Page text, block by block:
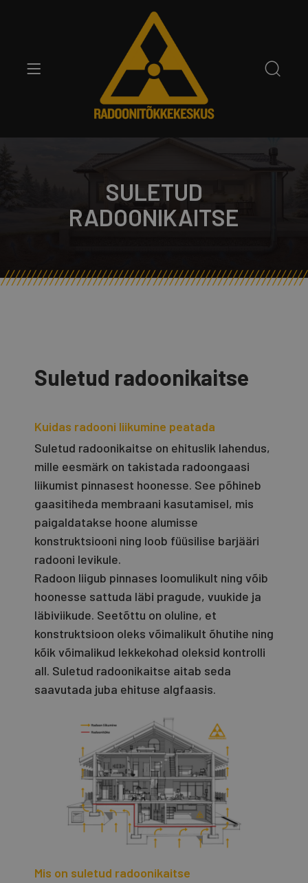
SULETUD
RADOONIKAITSE
Suletud radoonikaitse
Kuidas radooni liikumine peatada
Suletud radoonikaitse on ehituslik lahendus,
mille eesmärk on takistada radoongaasi
liikumist pinnasest hoonesse. See põhineb
gaasitiheda membraani kasutamisel, mis
paigaldatakse hoone alumisse
konstruktsiooni ning loob füüsilise barjääri
radooni levikule.
Radoon liigub pinnases loomulikult ning võib
hoonesse sattuda läbi pragude, vuukide ja
läbiviikude. Seetõttu on oluline, et
konstruktsioon oleks võimalikult õhutihe ning
kõik võimalikud lekkekohad oleksid kontrolli
all. Suletud radoonikaitse aitab seda
saavutada juba ehituse algfaasis.
Mis on suletud radoonikaitse